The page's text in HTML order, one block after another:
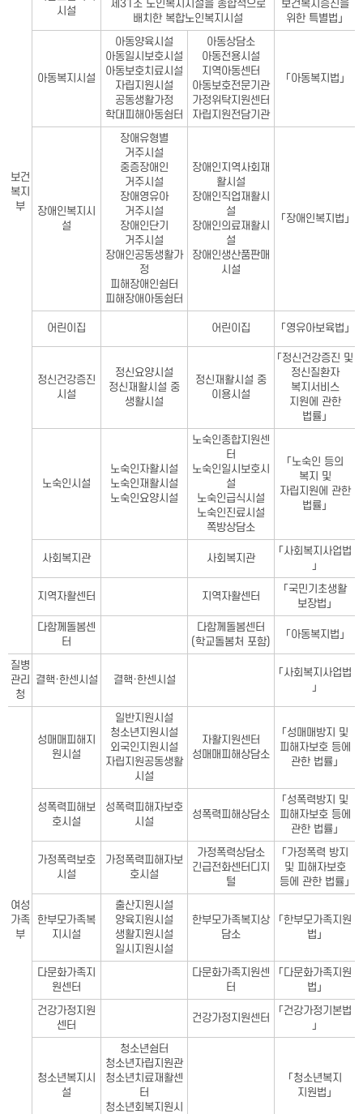
보건
복지
부
시설
제31조 노인복지시설을 종합적으로
배치한 복합노인복지시설
보건복지증진을
위한 특별법」
아동복지시설
아동양육시설
아동일시보호시설
아동보호치료시설
자립지원시설
공동생활가정
학대피해아동쉼터
아동상담소
아동전용시설
지역아동센터
아동보호전문기관
가정위탁지원센터
자립지원전담기관
「아동복지법」
장애인복지시
설
장애유형별
거주시설
중증장애인
거주시설
장애영유아
거주시설
장애인단기
거주시설
장애인공동생활가
정
피해장애인쉼터
피해장애아동쉼터
장애인지역사회재
활시설
장애인직업재활시
설
장애인의료재활시
설
장애인생산품판매
시설
「장애인복지법」
어린이집 어린이집 「영유아보육법」
정신건강증진
시설
정신요양시설
정신재활시설 중
생활시설
정신재활시설 중
이용시설
「정신건강증진 및
정신질환자
복지서비스
지원에 관한
법률」
노숙인시설
노숙인자활시설
노숙인재활시설
노숙인요양시설
노숙인종합지원센
터
노숙인일시보호시
설
노숙인급식시설
노숙인진료시설
쪽방상담소
「노숙인 등의
복지 및
자립지원에 관한
법률」
사회복지관 사회복지관
「사회복지사업법
」
지역자활센터 지역자활센터
「국민기초생활
보장법」
다함께돌봄센
터
다함께돌봄센터
(학교돌봄처 포함)
「아동복지법」
질병
관리
청
결핵·한센시설 결핵·한센시설
「사회복지사업법
」
여성
가족
부
성매매피해지
원시설
일반지원시설
청소년지원시설
외국인지원시설
자립지원공동생활
시설
자활지원센터
성매매피해상담소
「성매매방지 및
피해자보호 등에
관한 법률」
성폭력피해보
호시설
성폭력피해자보호
시설
성폭력피해상담소
「성폭력방지 및
피해자보호 등에
관한 법률」
가정폭력보호
시설
가정폭력피해자보
호시설
가정폭력상담소
긴급전화센터디지
털
「가정폭력 방지
및 피해자보호
등에 관한 법률」
한부모가족복
지시설
출산지원시설
양육지원시설
생활지원시설
일시지원시설
한부모가족복지상
담소
「한부모가족지원
법」
다문화가족지
원센터
다문화가족지원센
터
「다문화가족지원
법」
건강가정지원
센터
건강가정지원센터
「건강가정기본법
」
청소년복지시
설
청소년쉼터
청소년자립지원관
청소년치료재활센
터
청소년회복지원시
「청소년복지
지원법」